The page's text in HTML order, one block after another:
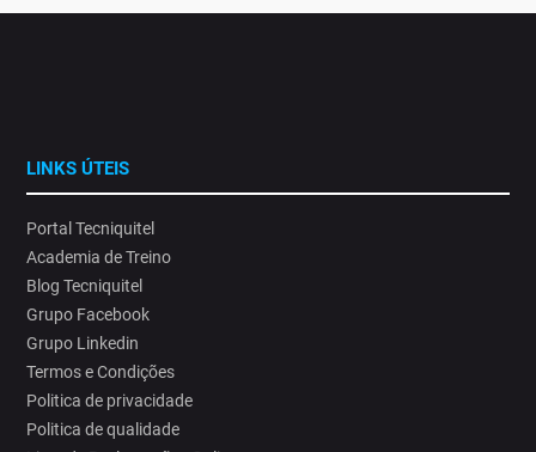
LINKS ÚTEIS
Portal Tecniquitel
Academia de Treino
Blog Tecniquitel
Grupo Facebook
Grupo Linkedin
Termos e Condições
Politica de privacidade
Politica de qualidade